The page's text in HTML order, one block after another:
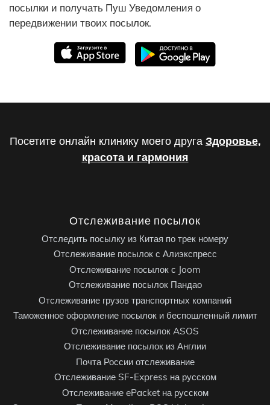
посылки и получать Пуш Уведомления о
передвижении твоих посылок.
Посетите онлайн клинику моего друга Здоровье,
красота и гармония
Отслеживание посылок
Отследить посылку из Китая по трек номеру
Отслеживание посылок с Алиэкспресс
Отслеживание посылок с Joom
Отслеживание посылок Пандао
Отслеживание грузов транспортных компаний
Таможенное оформление посылок и беспошленный лимит
Отслеживание посылок ASOS
Отслеживание посылок из Англии
Почта России отслеживание
Отслеживание SF-Express на русском
Отслеживание ePacket на русском